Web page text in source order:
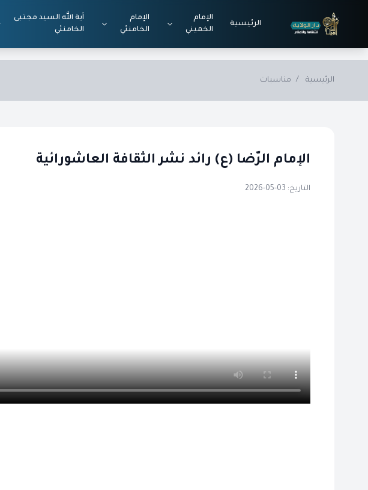
الرئيسية
الإمام
الخميني
الإمام
الخامنئي
آية الله السيد مجتبى
الخامنئي
الرئيسية / مناسبات
الإمام الرّضا (ع) رائد نشر الثقافة العاشورائية
التاريخ: 03-05-2026